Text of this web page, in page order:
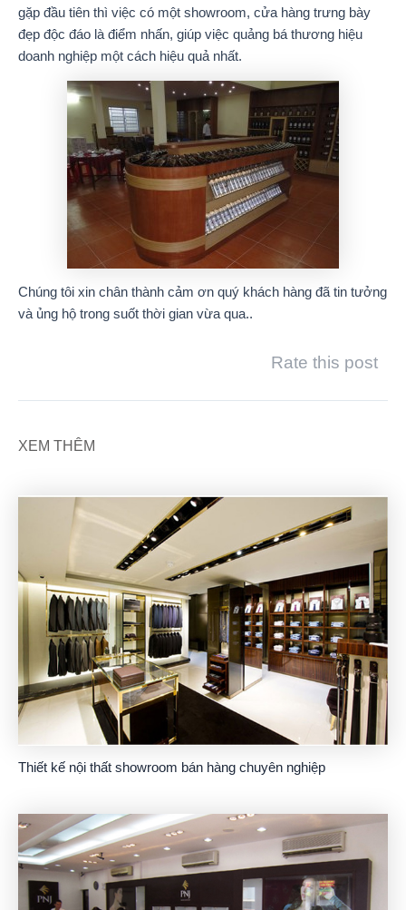
gặp đầu tiên thì việc có một showroom, cửa hàng trưng bày
đẹp độc đáo là điểm nhấn, giúp việc quảng bá thương hiệu
doanh nghiệp một cách hiệu quả nhất.
Chúng tôi xin chân thành cảm ơn quý khách hàng đã tin tưởng
và ủng hộ trong suốt thời gian vừa qua..
Rate this post
XEM THÊM
Thiết kế nội thất showroom bán hàng chuyên nghiệp